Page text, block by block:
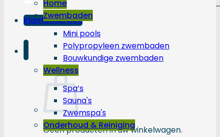
Klantenservice
Geen producten in uw winkelwagen.
Home
Zwembaden
Mini pools
Polypropyleen zwembaden
Bouwkundige zwembaden
Wellness
Spa’s
Sauna's
Zwemspa's
Onderhoud & Reiniging